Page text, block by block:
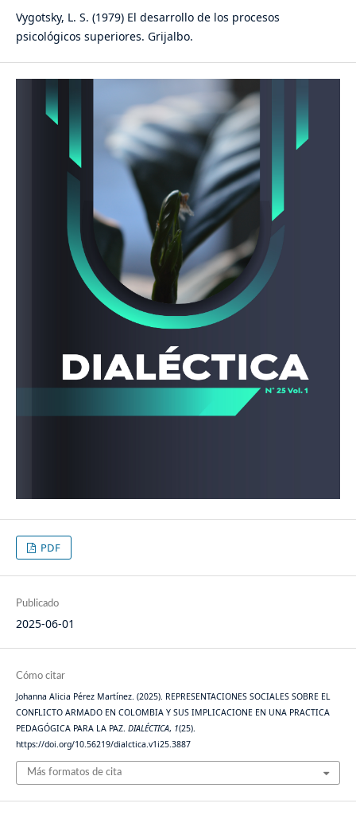
Vygotsky, L. S. (1979) El desarrollo de los procesos
psicológicos superiores. Grijalbo.
PDF
Publicado
2025-06-01
Cómo citar
Johanna Alicia Pérez Martínez. (2025). REPRESENTACIONES SOCIALES SOBRE EL
CONFLICTO ARMADO EN COLOMBIA Y SUS IMPLICACIONE EN UNA PRACTICA
PEDAGÓGICA PARA LA PAZ. DIALÉCTICA, 1(25).
https://doi.org/10.56219/dialctica.v1i25.3887
Más formatos de cita